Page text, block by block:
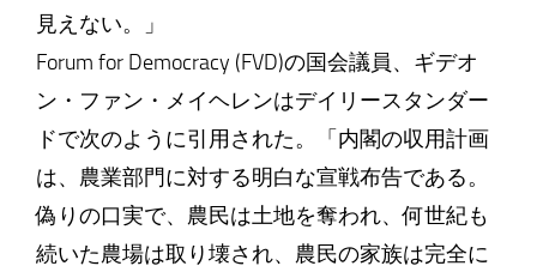
見えない。」
Forum for Democracy (FVD)の国会議員、ギデオ
ン・ファン・メイヘレンはデイリースタンダー
ドで次のように引用された。「内閣の収用計画
は、農業部門に対する明白な宣戦布告である。
偽りの口実で、農民は土地を奪われ、何世紀も
続いた農場は取り壊され、農民の家族は完全に